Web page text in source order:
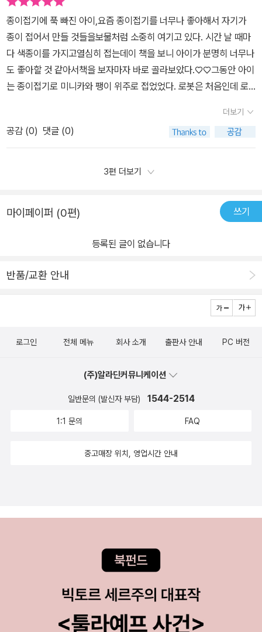
학 블록 접기가 기본이 되기 때문에제일 먼저 학 블록 접기를 연습해
볼 수 있어요제일 맘에 들었던 점은그냥 집에 있는 색종이로 접는게
아니라디자인 종이가 따로 76장이 수록되어 있어서좀 더 멋지고 쉽
게 자이언트 로봇을 완성 시킬 수 있고,1단계부터 5단계까지 로봇이
진화하는 모습을 내가 접은 종이로 확인하며 완성 시킬 수 있어요학
블록 접기를 통해서 오리고 접고합체를 하면서1단계 로봇부터 5단계
로봇까지로봇이 5단 진화를 하면서좀 더 업그레이드 되는 모습을 볼
수 있고,들어있는 디자인 종이가 있어서언제든지 장소에 구애받지 않
종이접기에 푹 빠진 아이,요즘 종이접기를 너무나 좋아해서 자기가
종이 접어서 만들 것들을보물처럼 소중히 여기고 있다. ​​시간 날 때마
다 색종이를 가지고열심히 접는데이 책을 보니 아이가 분명히 너무나
도 좋아할 것 같아서책을 보자마자 바로 골라보았다.♡♡​그동안 아이
는 종이접기로 미니카와 팽이 위주로 접었었다. 로봇은 처음인데 로
이 책은 난이도가 조금 있을 것 같았으나아이가 도전해보고 성취감을
얻을 수 있는 좋은 경험이 될 것 같았다. ​역시나 내가 예상한대로 아이
는 이 책의 표지를 보자마자 환호성을 질러대며 좋아했다. ​5단계로
진화하는 로봇이라 그런지 아이는 1단계부터 5단계 진화모습을 보며
접기 수준보다 어려웠으나 아이는 어려운데도 아주아주 집중해서 접
어나갔다. 특히나 어려운 부분에서는 QR코드를 찍어 동영상 도움을
가 들어있었지만 도안지를 아끼느라 연습용으로 일단 일반 색종이로
은도안지를 제공하고 있는 점이 아닐까 싶다. 도안지를 총 76장 제공
하고 있다. 일반 색종이가 아닌 도안지를 활용하면 정말로 더 멋진 로
봇이 완성될 것이다. ​​아이는 아주 큰 성취감을 느끼고 자신이 만든 히
로봇 접기를 좋아하는 친구들에게 멋진 로봇을 만들 수 있는 특별한
를 추천한다. ​​​​#페이퍼빌드5단진화자이언트로봇종이접기 #종이접기
책 #페이퍼빌드종이접기 #자이언트로봇정이접기 #로봇종이접기책
더보기
공감 (0) 댓글 (0)
3편 더보기
마이페이퍼 (0편) 쓰기
등록된 글이 없습니다
반품/교환 안내
로그인 전체 메뉴 회사 소개 출판사 안내 PC 버전
(주)알라딘커뮤니케이션
일반문의 (발신자 부담) 1544-2514
1:1 문의 FAQ
중고매장 위치, 영업시간 안내